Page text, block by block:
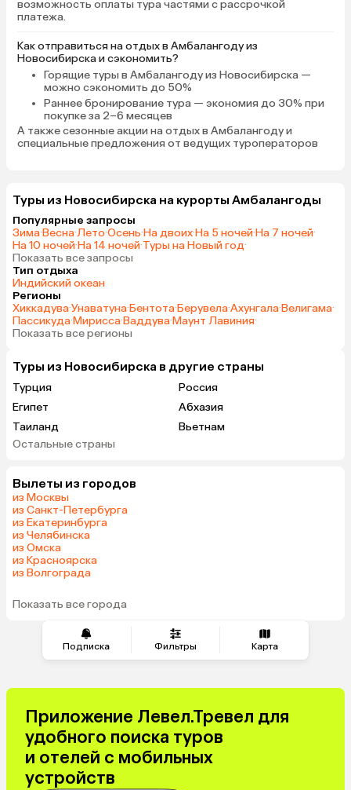
Подписка Фильтры Карта
возможность оплаты тура частями с рассрочкой
платежа.
Как отправиться на отдых в Амбалангоду из
Новосибирска и сэкономить?
Горящие туры в Амбалангодуиз Новосибирска —
можно сэкономить до 50%
Раннее бронирование тура — экономия до 30% при
покупке за 2–6 месяцев
А такжесезонные акции на отдых в Амбалангодуи
специальные предложения от ведущих туроператоров
Туры из Новосибирска на курорты Амбалангоды
Популярные запросы
Зима·Весна·Лето·Осень·На двоих·На 5 ночей·На 7 ночей·
На 10 ночей·На 14 ночей·Туры на Новый год·
Показать все запросы
Тип отдыха
Индийский океан
Регионы
Хиккадува·Унаватуна·Бентота·Берувела·Ахунгала·Велигама·
Пассикуда·Мирисса·Ваддува·Маунт Лавиния·
Показать все регионы
Туры из Новосибирска в другие страны
Турция
Россия
Египет
Абхазия
Таиланд
Вьетнам
ОАЭ
Саудовская Аравия
Остальные страны
Вылеты из городов
из Москвы
из Санкт-Петербурга
из Екатеринбурга
из Челябинска
из Омска
из Красноярска
из Волгограда
Показать все города
Приложение Левел.Тревел для
удобного поиска туров
и отелей с мобильных
устройств